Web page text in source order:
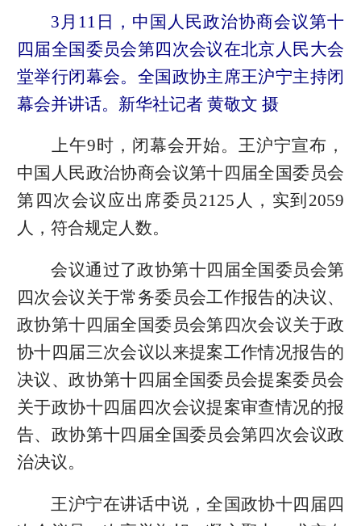
3月11日，中国人民政治协商会议第十
四届全国委员会第四次会议在北京人民大会
堂举行闭幕会。全国政协主席王沪宁主持闭
幕会并讲话。新华社记者 黄敬文 摄
上午9时，闭幕会开始。王沪宁宣布，
中国人民政治协商会议第十四届全国委员会
第四次会议应出席委员2125人，实到2059
人，符合规定人数。
会议通过了政协第十四届全国委员会第
四次会议关于常务委员会工作报告的决议、
政协第十四届全国委员会第四次会议关于政
协十四届三次会议以来提案工作情况报告的
决议、政协第十四届全国委员会提案委员会
关于政协十四届四次会议提案审查情况的报
告、政协第十四届全国委员会第四次会议政
治决议。
王沪宁在讲话中说，全国政协十四届四